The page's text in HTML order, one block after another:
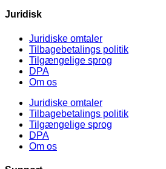
Juridisk
Juridiske omtaler
Tilbagebetalings politik​
Tilgængelige sprog
DPA
Om os
Juridiske omtaler
Tilbagebetalings politik​
Tilgængelige sprog
DPA
Om os